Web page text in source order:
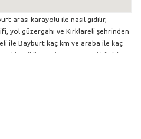
arası karayolu ile nasıl gidilir,
yol güzergahı ve Kırklareli şehrinden
ile Bayburt kaç km ve araba ile kaç
ile Bayburt arası yol bilgisi